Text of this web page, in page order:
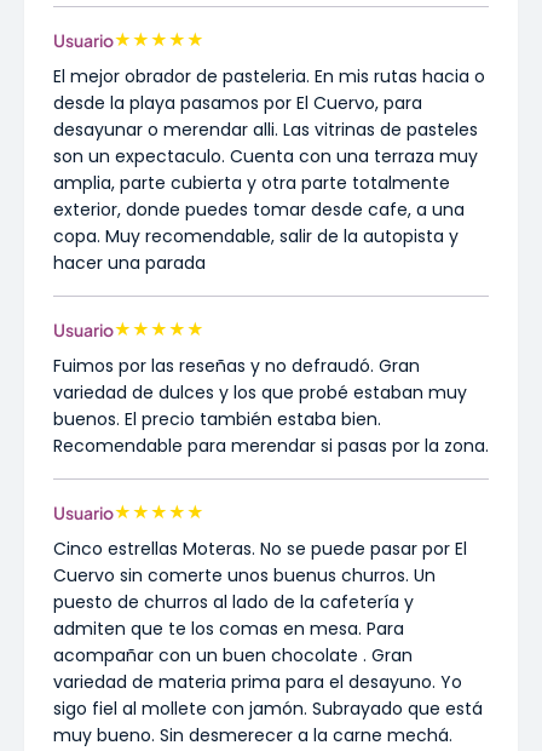
Usuario★★★★★
El mejor obrador de pasteleria. En mis rutas hacia o
desde la playa pasamos por El Cuervo, para
desayunar o merendar alli. Las vitrinas de pasteles
son un expectaculo. Cuenta con una terraza muy
amplia, parte cubierta y otra parte totalmente
exterior, donde puedes tomar desde cafe, a una
copa. Muy recomendable, salir de la autopista y
hacer una parada
Usuario★★★★★
Fuimos por las reseñas y no defraudó. Gran
variedad de dulces y los que probé estaban muy
buenos. El precio también estaba bien.
Recomendable para merendar si pasas por la zona.
Usuario★★★★★
Cinco estrellas Moteras. No se puede pasar por El
Cuervo sin comerte unos buenus churros. Un
puesto de churros al lado de la cafetería y
admiten que te los comas en mesa. Para
acompañar con un buen chocolate . Gran
variedad de materia prima para el desayuno. Yo
sigo fiel al mollete con jamón. Subrayado que está
muy bueno. Sin desmerecer a la carne mechá.